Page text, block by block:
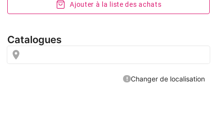
Ajouter à la liste des achats